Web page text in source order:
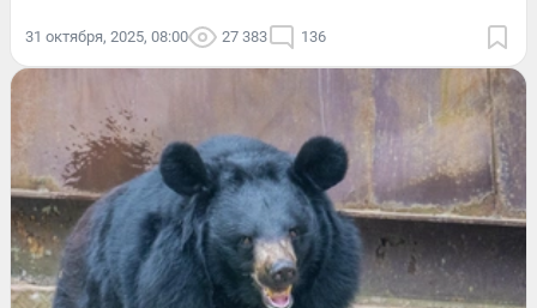
31 октября, 2025, 08:00 27 383 136